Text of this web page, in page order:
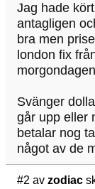
Jag hade
antagligen
bra men
london fix
Svänger
går upp eller
betalar nog
något av de
#2 av zodiac